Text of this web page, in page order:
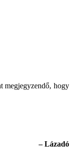
megjegyzendő, hogy
– Lázadó